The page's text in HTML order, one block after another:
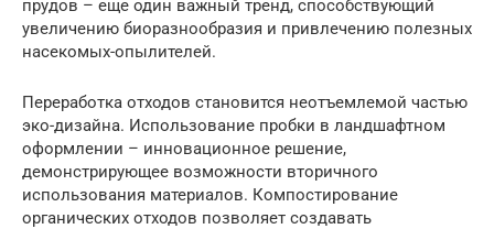
прудов – еще один важный тренд, способствующий
увеличению биоразнообразия и привлечению полезных
насекомых-опылителей.
Переработка отходов становится неотъемлемой частью
эко-дизайна. Использование пробки в ландшафтном
оформлении – инновационное решение,
демонстрирующее возможности вторичного
использования материалов. Компостирование
органических отходов позволяет создавать